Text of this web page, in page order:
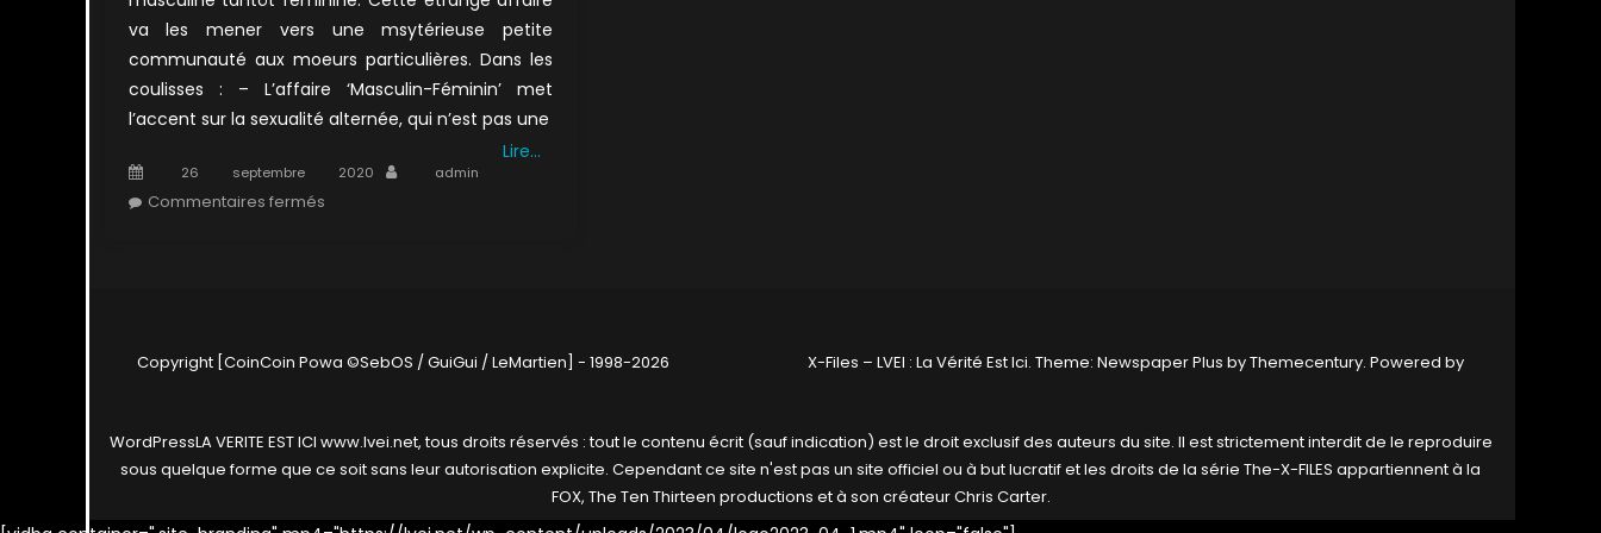
va les mener vers une msytérieuse petite
communauté aux moeurs particulières. Dans les
coulisses : – L’affaire ‘Masculin-Féminin’ met
l’accent sur la sexualité alternée, qui n’est pas une
Lire…
Posted
on
26 septembre 2020 Author
admin
Commentaires ferméssur
Copyright [CoinCoin Powa ©SebOS / GuiGui / LeMartien] - 1998-2026 X-Files – LVEI : La Vérité Est Ici. Theme: Newspaper Plus byThemecentury. Powered by
WordPressLA VERITE EST ICI www.lvei.net, tous droits réservés : tout le contenu écrit (sauf indication) est le droit exclusif des auteurs du site. Il est strictement interdit de le reproduire
sous quelque forme que ce soit sans leur autorisation explicite. Cependant ce site n'est pas un site officiel ou à but lucratif et les droits de la série The-X-FILES appartiennent à la
FOX, The Ten Thirteen productions et à son créateur Chris Carter.